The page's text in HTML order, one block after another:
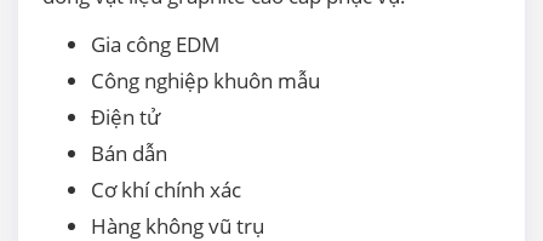
Gia công EDM
Công nghiệp khuôn mẫu
Điện tử
Bán dẫn
Cơ khí chính xác
Hàng không vũ trụ